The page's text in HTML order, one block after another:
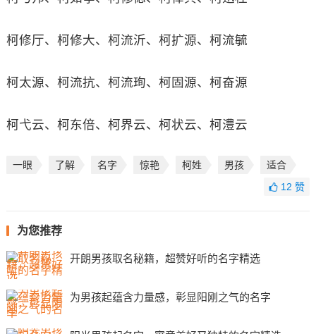
柯修厅、柯修大、柯流沂、柯扩源、柯流毓
柯太源、柯流抗、柯流珣、柯固源、柯奋源
柯弋云、柯东倍、柯界云、柯状云、柯澧云
一眼 了解 名字 惊艳 柯姓 男孩
适合
12赞
为您推荐
开朗男孩取名秘籍，超赞好听的名字精选
为男孩起蕴含力量感，彰显阳刚之气的名字